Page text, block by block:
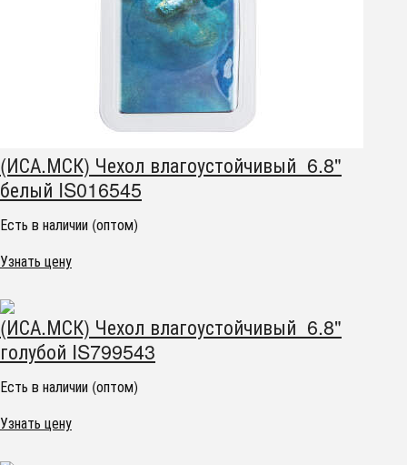
(ИСА.МСК) Чехол влагоустойчивый 6.8"
белый IS016545
Есть в наличии (оптом)
Узнать цену
(ИСА.МСК) Чехол влагоустойчивый 6.8"
голубой IS799543
Есть в наличии (оптом)
Узнать цену